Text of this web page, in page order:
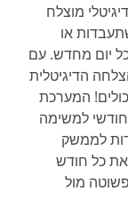
מוצלח
או
יום מחדש. עם
הדיגיטלית
המערכת
למשימה
לממשק
את כל חודש
מול